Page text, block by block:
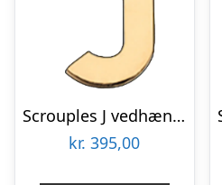
Scrouples J vedhæng forgyldt inkl. kæde
kr. 395,00